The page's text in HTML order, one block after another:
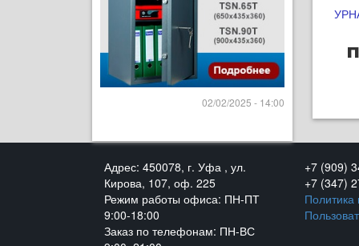
02/02/2025 - 14:00
Адрес: 450078, г. Уфа , ул.
Кирова, 107, оф. 225
Режим работы офиса: ПН-ПТ
9:00-18:00
Заказ по телефонам: ПН-ВС
+7 (909)
+7 (347)